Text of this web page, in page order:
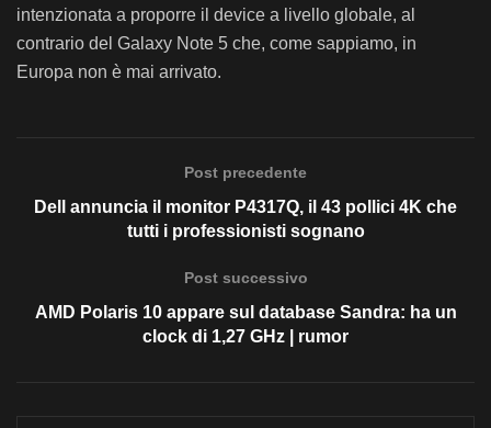
intenzionata a proporre il device a livello globale, al
contrario del Galaxy Note 5 che, come sappiamo, in
Europa non è mai arrivato.
Post precedente
Dell annuncia il monitor P4317Q, il 43 pollici 4K che
tutti i professionisti sognano
Post successivo
AMD Polaris 10 appare sul database Sandra: ha un
clock di 1,27 GHz | rumor